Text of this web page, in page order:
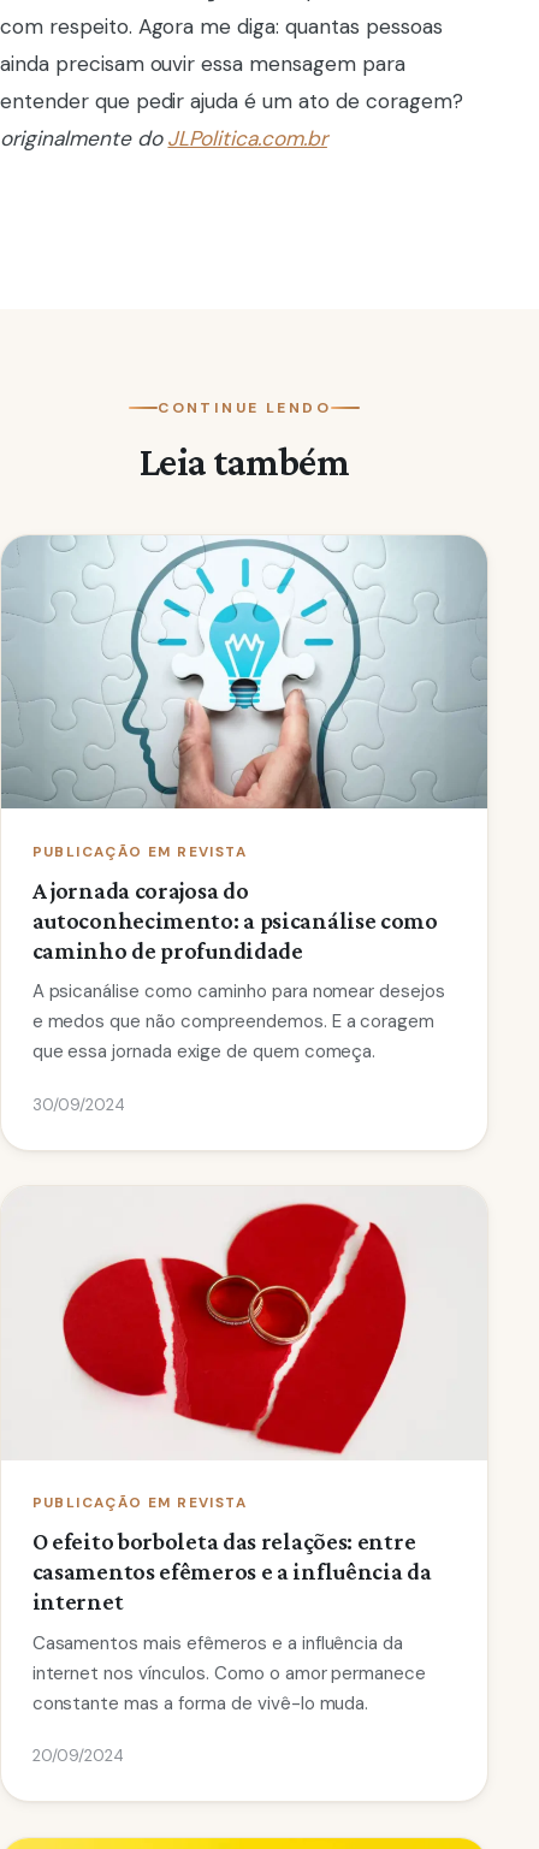
com respeito. Agora me diga: quantas pessoas
ainda precisam ouvir essa mensagem para
entender que pedir ajuda é um ato de coragem?
originalmente doJLPolitica.com.br
CONTINUE LENDO
Leia também
PUBLICAÇÃO EM REVISTA
A jornada corajosa do
autoconhecimento: a psicanálise como
caminho de profundidade
A psicanálise como caminho para nomear desejos
e medos que não compreendemos. E a coragem
que essa jornada exige de quem começa.
30/09/2024
PUBLICAÇÃO EM REVISTA
O efeito borboleta das relações: entre
casamentos efêmeros e a influência da
internet
Casamentos mais efêmeros e a influência da
internet nos vínculos. Como o amor permanece
constante mas a forma de vivê-lo muda.
20/09/2024